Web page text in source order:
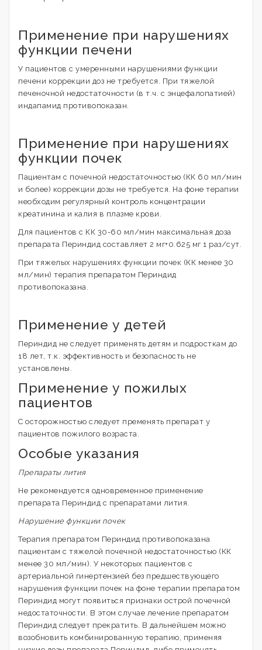
Применение при нарушениях
функции печени
У пациентов с умеренными нарушениями функции
печени коррекции доз не требуется. При тяжелой
печеночной недостаточности (в т.ч. с энцефалопатией)
индапамид противопоказан.
Применение при нарушениях
функции почек
Пациентам с почечной недостаточностью (КК 60 мл/мин
и более) коррекции дозы не требуется. На фоне терапии
необходим регулярный контроль концентрации
креатинина и калия в плазме крови.
Для пациентов с КК 30-60 мл/мин максимальная доза
препарата Периндид составляет 2 мг+0.625 мг 1 раз/сут.
При тяжелых нарушениях функции почек (КК менее 30
мл/мин) терапия препаратом Периндид
противопоказана.
Применение у детей
Периндид не следует применять детям и подросткам до
18 лет, т.к. эффективность и безопасность не
установлены.
Применение у пожилых
пациентов
С осторожностью следует пременять препарат у
пациентов пожилого возраста.
Особые указания
Препараты лития
Не рекомендуется одновременное применение
препарата Периндид с препаратами лития.
Нарушение функции почек
Терапия препаратом Периндид противопоказана
пациентам с тяжелой почечной недостаточностью (КК
менее 30 мл/мин). У некоторых пациентов с
артериальной гинертензией без предшествующего
нарушения функции почек на фоне терапии препаратом
Периндид могут появиться признаки острой почечной
недостаточности. В этом случае лечение препаратом
Периндид следует прекратить. В дальнейшем можно
возобновить комбинированную терапию, применяя